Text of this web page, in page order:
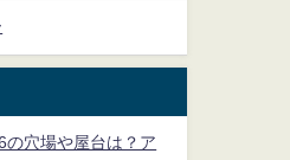
の穴場や屋台は？ア